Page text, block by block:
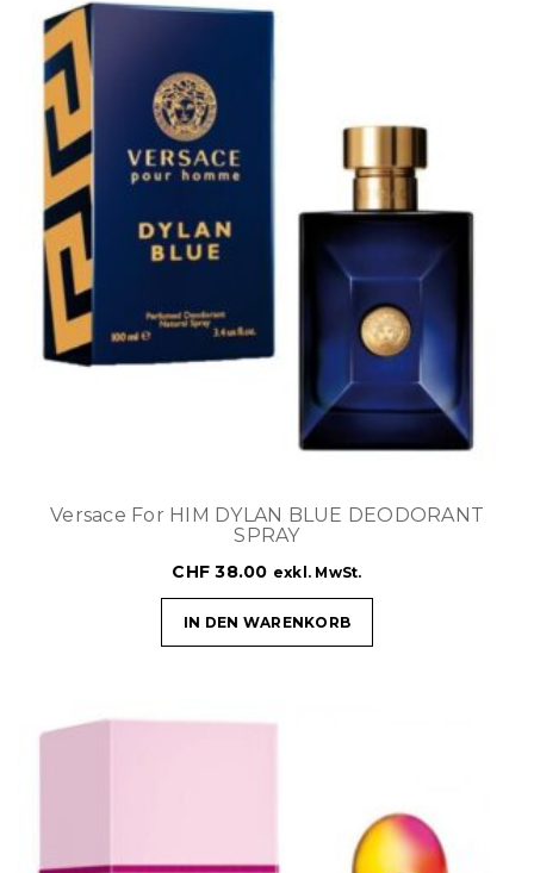
Versace For HIM DYLAN BLUE DEODORANT
SPRAY
CHF 38.00 exkl. MwSt.
IN DEN WARENKORB